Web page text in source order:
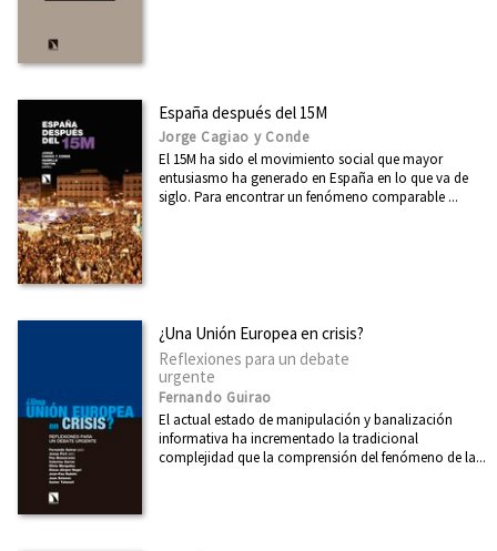
España después del 15M
Jorge Cagiao y Conde
El 15M ha sido el movimiento social que mayor
entusiasmo ha generado en España en lo que va de
siglo. Para encontrar un fenómeno comparable ...
¿Una Unión Europea en crisis?
Reflexiones para un debate
urgente
Fernando Guirao
El actual estado de manipulación y banalización
informativa ha incrementado la tradicional
complejidad que la comprensión del fenómeno de la...